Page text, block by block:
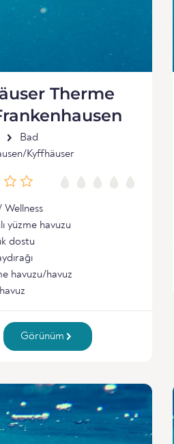
Therme
Bad
Kyffhäuser
Wellness
yüzme havuzu
dostu
havuzu/havuz
Görünüm